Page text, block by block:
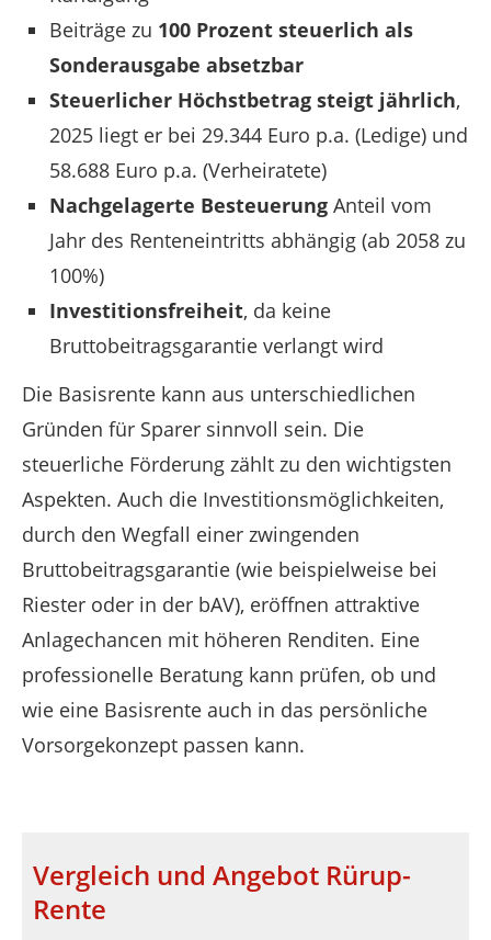
Beiträge zu 100 Prozent steuerlich als
Sonderausgabe absetzbar
Steuerlicher Höchstbetrag steigt jährlich,
2025 liegt er bei 29.344 Euro p.a. (Ledige) und
58.688 Euro p.a. (Verheiratete)
Nachgelagerte Besteuerung Anteil vom
Jahr des Renteneintritts abhängig (ab 2058 zu
100%)
Investitionsfreiheit, da keine
Bruttobeitragsgarantie verlangt wird
Die Basisrente kann aus unterschiedlichen
Gründen für Sparer sinnvoll sein. Die
steuerliche Förderung zählt zu den wichtigsten
Aspekten. Auch die Investitionsmöglichkeiten,
durch den Wegfall einer zwingenden
Bruttobeitragsgarantie (wie beispielweise bei
Riester oder in der bAV), eröffnen attraktive
Anlagechancen mit höheren Renditen. Eine
professionelle Beratung kann prüfen, ob und
wie eine Basisrente auch in das persönliche
Vorsorgekonzept passen kann.
Vergleich und Angebot Rürup-
Rente